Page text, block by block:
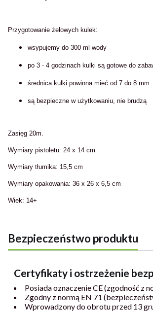
Przygotowanie żelowych kulek:
wsypujemy do 300 ml wody
po 3 - 4 godzinach kulki są gotowe do
średnica kulki powinna mieć od 7 do 8 mm
są bezpieczne w użytkowaniu, nie brudzą
Zasięg 20m.
Wymiary pistoletu: 24 x 14 cm
Wymiary tłumika: 15,5 cm
Wymiary opakowania: 36 x 26 x 6,5 cm
Wiek: 14+
Bezpieczeństwo produktu
Certyfikaty i ostrzeżenie
Posiada oznaczenie CE (zgodność z
Zgodny z normą EN 71
Wprowadzony do obrotu przed 13